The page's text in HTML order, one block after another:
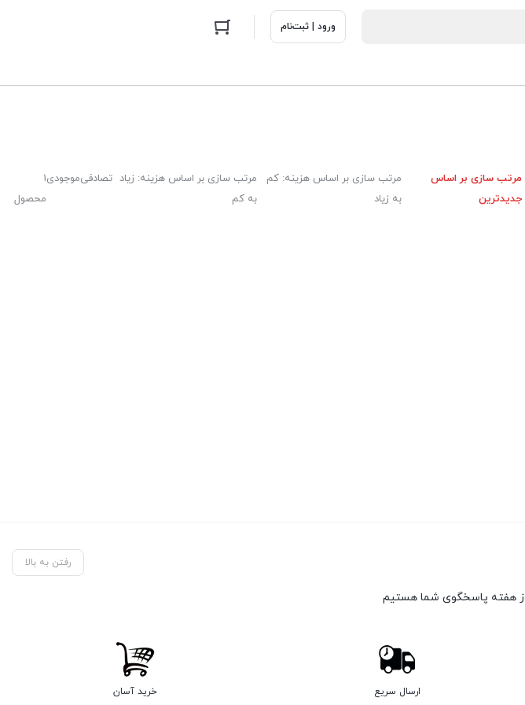
ورود | ثبت‌نام
1
محصول
مرتب سازی بر اساس
جدیدترین
مرتب سازی بر اساس هزینه: کم
به زیاد
مرتب سازی بر اساس هزینه: زیاد
به کم
تصادفیموجودی
رفتن به بالا
ارسال سریع خرید آسان